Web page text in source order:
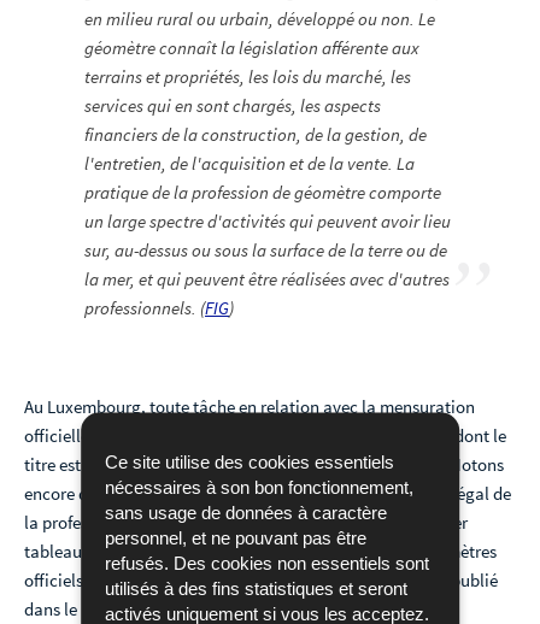
Ce site utilise des cookies essentiels
nécessaires à son bon fonctionnement,
sans usage de données à caractère
personnel, et ne pouvant pas être
refusés. Des cookies non essentiels sont
utilisés à des fins statistiques et seront
activés uniquement si vous les acceptez.
en milieu rural ou urbain, développé ou non. Le
géomètre connaît la législation afférente aux
terrains et propriétés, les lois du marché, les
services qui en sont chargés, les aspects
financiers de la construction, de la gestion, de
l'entretien, de l'acquisition et de la vente. La
pratique de la profession de géomètre comporte
un large spectre d'activités qui peuvent avoir lieu
sur, au-dessus ou sous la surface de la terre ou de
la mer, et qui peuvent être réalisées avec d'autres
professionnels. (FIG)
Au Luxembourg, toute tâche en relation avec la mensuration
officielle est réservée exclusivement au géomètre
, dont le
titre est protégé par la loi du 25 juillet 2002 en la matière. Notons
encore que la loi prévoit des sanctions en cas d'exercice illégal de
la profession de géomètre et de géomètre officiel. Le dernier
tableau en date(30ième édition, décembre 2024)
des géomètres
officiels agréés par le Ministre du Trésor et du Budget, est publié
dans le Mémorial B.